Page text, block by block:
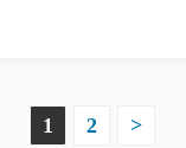
1 2 >